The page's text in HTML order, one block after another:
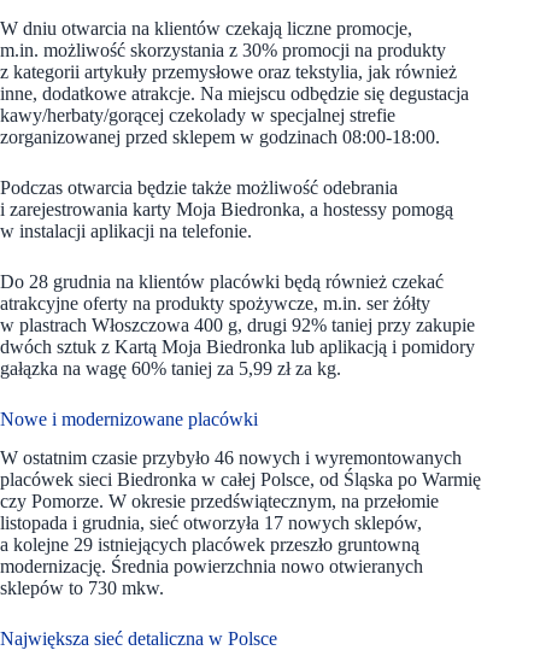
W dniu otwarcia na klientów czekają liczne promocje,
m.in. możliwość skorzystania z 30% promocji na produkty
z kategorii artykuły przemysłowe oraz tekstylia, jak również
inne, dodatkowe atrakcje. Na miejscu odbędzie się degustacja
kawy/herbaty/gorącej czekolady w specjalnej strefie
zorganizowanej przed sklepem w godzinach 08:00-18:00.
Podczas otwarcia będzie także możliwość odebrania
i zarejestrowania karty Moja Biedronka, a hostessy pomogą
w instalacji aplikacji na telefonie.
Do 28 grudnia na klientów placówki będą również czekać
atrakcyjne oferty na produkty spożywcze, m.in. ser żółty
w plastrach Włoszczowa 400 g, drugi 92% taniej przy zakupie
dwóch sztuk z Kartą Moja Biedronka lub aplikacją i pomidory
gałązka na wagę 60% taniej za 5,99 zł za kg.
Nowe i modernizowane placówki
W ostatnim czasie przybyło 46 nowych i wyremontowanych
placówek sieci Biedronka w całej Polsce, od Śląska po Warmię
czy Pomorze. W okresie przedświątecznym, na przełomie
listopada i grudnia, sieć otworzyła 17 nowych sklepów,
a kolejne 29 istniejących placówek przeszło gruntowną
modernizację. Średnia powierzchnia nowo otwieranych
sklepów to 730 mkw.
Największa sieć detaliczna w Polsce